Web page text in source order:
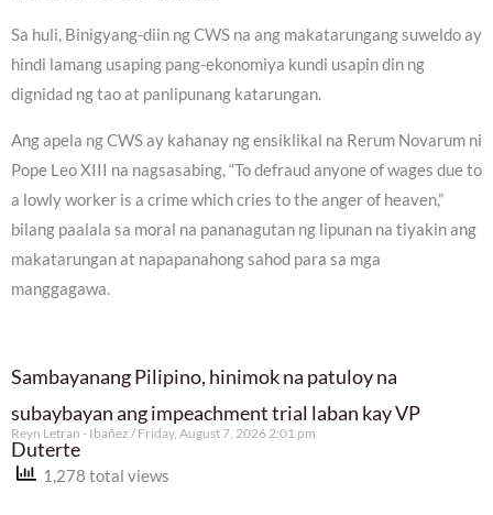
Sa huli, Binigyang-diin ng CWS na ang makatarungang suweldo ay
hindi lamang usaping pang-ekonomiya kundi usapin din ng
dignidad ng tao at panlipunang katarungan.
Ang apela ng CWS ay kahanay ng ensiklikal na Rerum Novarum ni
Pope Leo XIII na nagsasabing, “To defraud anyone of wages due to
a lowly worker is a crime which cries to the anger of heaven,”
bilang paalala sa moral na pananagutan ng lipunan na tiyakin ang
makatarungan at napapanahong sahod para sa mga
manggagawa.
Sambayanang Pilipino, hinimok na patuloy na
subaybayan ang impeachment trial laban kay VP
Duterte
Reyn Letran - Ibañez Friday, August 7, 2026 2:01 pm
1,278 total views